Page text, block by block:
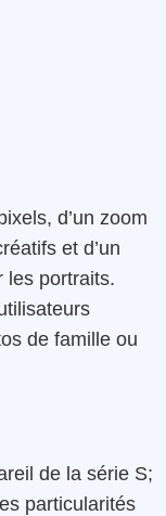
d’un zoom
et d’un
les portraits.
de famille ou
de la série S;
particularités